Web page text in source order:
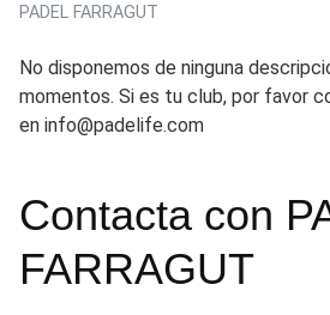
PADEL FARRAGUT
No disponemos de ninguna
momentos. Si es tu club, por favor
en info@padelife.com
Contacta con
FARRAGUT